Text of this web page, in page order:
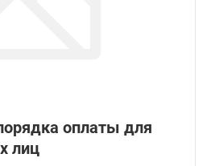
оплаты для
лиц